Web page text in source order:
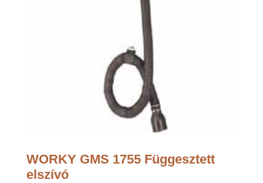
WORKY GMS 1755 Függesztett
elszívó